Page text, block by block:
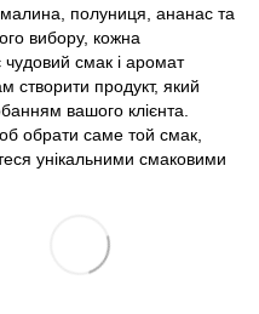
полуниця, ананас та
вибору, кожна
смак і аромат
створити продукт, який
вашого клієнта.
обрати саме той смак,
унікальними смаковими